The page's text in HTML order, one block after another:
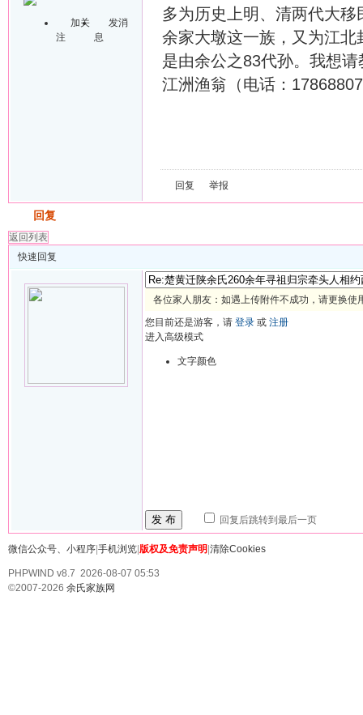
加关
注
发消
息
多为历史上明、清两代大
余家大墩这一族，又为江
是由余公之83代孙。我想
江洲渔翁（电话：
回复 举报
回复
返回列表
快速回复
各位家人朋友：如遇上传附件不成功，请更换使
您目前还是游客，请 登录 或 注册
进入高级模式
文字颜色
发 布 回复后跳转到最后一页
微信公众号、小程序 手机浏览 版权及免责声明 清除Cookies
PHPWIND v8.7 2026-08-07 05:53
©2007-2026 余氏家族网